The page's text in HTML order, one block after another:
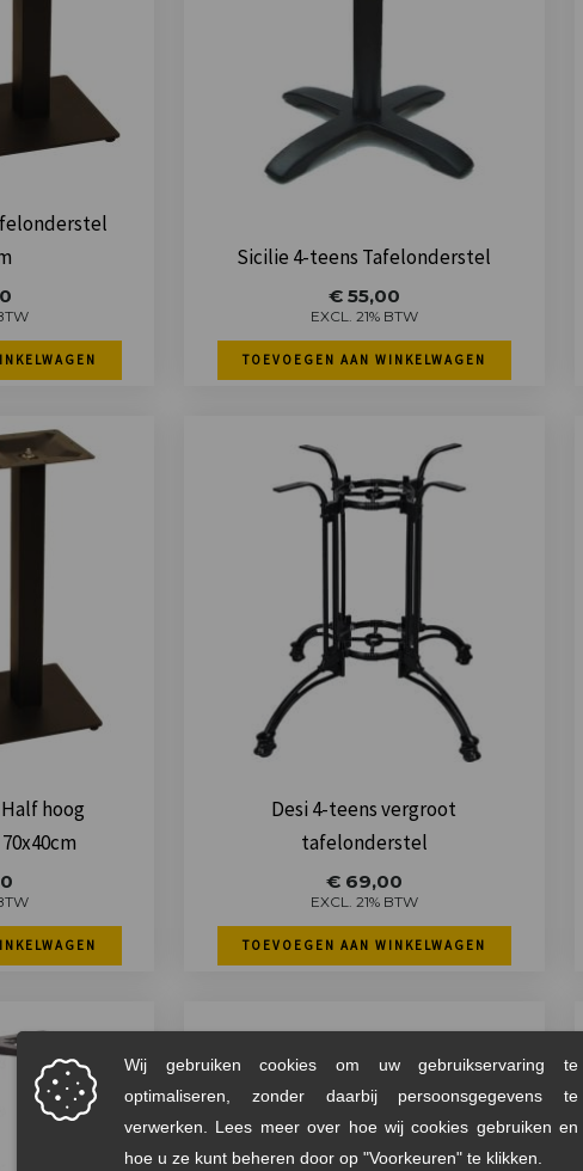
Sicilie 4-teens Tafelonderstel
€55,00
EXCL. 21% BTW
TOEVOEGEN AAN WINKELWAGEN
hoog
Desi 4-teens vergroot
tafelonderstel
€69,00
EXCL. 21% BTW
TOEVOEGEN AAN WINKELWAGEN